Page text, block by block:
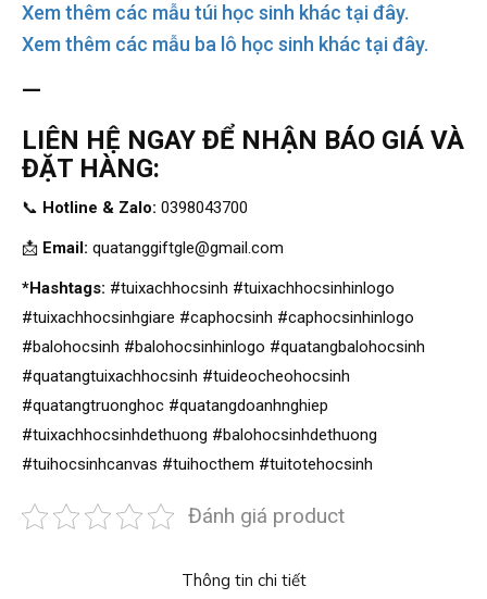
Thông tin chi tiết
Xem thêm các mẫu túi học sinh khác tại đây.
Xem thêm các mẫu ba lô học sinh khác tại đây.
—
LIÊN HỆ NGAY ĐỂ NHẬN BÁO GIÁ VÀ
ĐẶT HÀNG:
📞 Hotline & Zalo: 0398043700
📩 Email: quatanggiftgle@gmail.com
*Hashtags: #tuixachhocsinh #tuixachhocsinhinlogo
#tuixachhocsinhgiare #caphocsinh #caphocsinhinlogo
#balohocsinh #balohocsinhinlogo #quatangbalohocsinh
#quatangtuixachhocsinh #tuideocheohocsinh
#quatangtruonghoc #quatangdoanhnghiep
#tuixachhocsinhdethuong #balohocsinhdethuong
#tuihocsinhcanvas #tuihocthem #tuitotehocsinh
Đánh giá product